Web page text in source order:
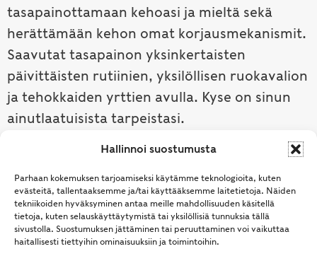
Hallinnoi suostumusta
Parhaan kokemuksen tarjoamiseksi käytämme teknologioita, kuten
evästeitä, tallentaaksemme ja/tai käyttääksemme laitetietoja. Näiden
tekniikoiden hyväksyminen antaa meille mahdollisuuden käsitellä
tietoja, kuten selauskäyttäytymistä tai yksilöllisiä tunnuksia tällä
sivustolla. Suostumuksen jättäminen tai peruuttaminen voi vaikuttaa
haitallisesti tiettyihin ominaisuuksiin ja toimintoihin.
tasapainottamaan kehoasi ja mieltä sekä
herättämään kehon omat korjausmekanismit.
Saavutat tasapainon yksinkertaisten
päivittäisten rutiinien, yksilöllisen ruokavalion
ja tehokkaiden yrttien avulla. Kyse on sinun
ainutlaatuisista tarpeistasi.
Tutustu ayurvedaan →